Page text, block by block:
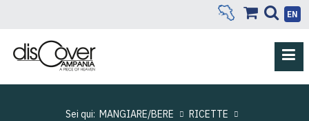
EN
Sei qui: MANGIARE/BERE
RICETTE